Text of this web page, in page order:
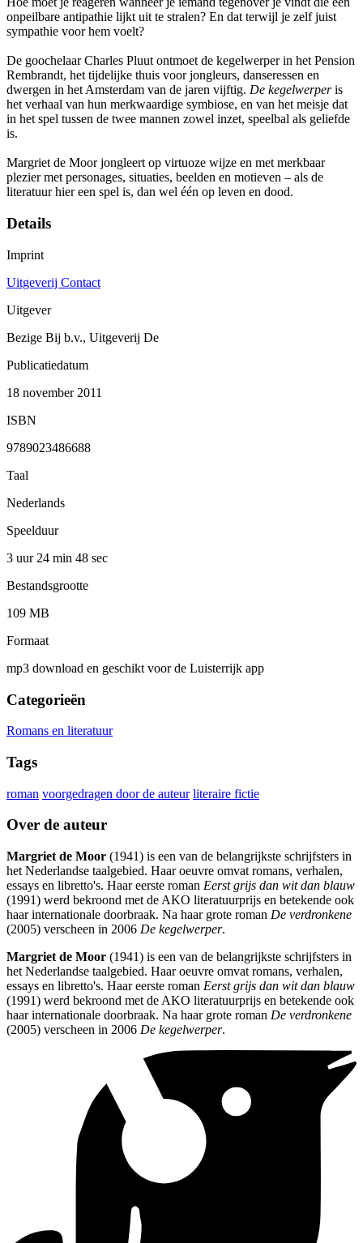
onpeilbare antipathie lijkt uit te stralen? En dat terwijl je zelf juist
sympathie voor hem voelt?
De goochelaar Charles Pluut ontmoet de kegelwerper in het Pension
Rembrandt, het tijdelijke thuis voor jongleurs, danseressen en
dwergen in het Amsterdam van de jaren vijftig. De kegelwerperis
het verhaal van hun merkwaardige symbiose, en van het meisje dat
in het spel tussen de twee mannen zowel inzet, speelbal als geliefde
is.
Margriet de Moor jongleert op virtuoze wijze en met merkbaar
plezier met personages, situaties, beelden en motieven – als de
literatuur hier een spel is, dan wel één op leven en dood.
Details
Imprint
Uitgeverij Contact
Uitgever
Bezige Bij b.v., Uitgeverij De
Publicatiedatum
18 november 2011
ISBN
9789023486688
Taal
Nederlands
Speelduur
3 uur 24 min 48 sec
Bestandsgrootte
109 MB
Formaat
mp3 download en geschikt voor de Luisterrijk app
Categorieën
Romans en literatuur
Tags
roman voorgedragen door de auteur literaire fictie
Over de auteur
Margriet de Moor (1941) is een van de belangrijkste schrijfsters in
het Nederlandse taalgebied. Haar oeuvre omvat romans, verhalen,
essays en libretto's. Haar eerste roman Eerst grijs dan wit dan blauw
(1991) werd bekroond met de AKO literatuurprijs en betekende ook
haar internationale doorbraak. Na haar grote roman De verdronkene
(2005) verscheen in 2006 De kegelwerper.
Margriet de Moor (1941) is een van de belangrijkste schrijfsters in
het Nederlandse taalgebied. Haar oeuvre omvat romans, verhalen,
essays en libretto's. Haar eerste roman Eerst grijs dan wit dan blauw
(1991) werd bekroond met de AKO literatuurprijs en betekende ook
haar internationale doorbraak. Na haar grote roman De verdronkene
(2005) verscheen in 2006 De kegelwerper.